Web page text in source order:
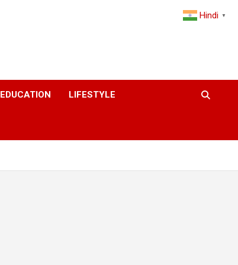
EDUCATION LIFESTYLE
Hindi ▼